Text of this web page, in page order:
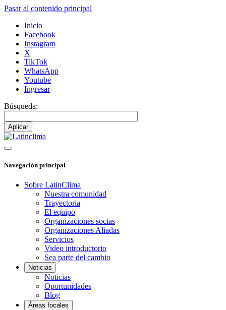
Pasar al contenido principal
Inicio
Facebook
Instagram
X
TikTok
WhatsApp
Youtube
Ingresar
Búsqueda:
Navegación principal
Sobre LatinClima
Nuestra comunidad
Trayectoria
El equipo
Organizaciones socias
Organizaciones Aliadas
Servicios
Video introductorio
Sea parte del cambio
Noticias
Noticias
Oportunidades
Blog
Áreas focales